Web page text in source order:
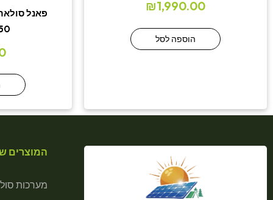
₪1,990.00
הוספה לסל
המוצרים
מערכות